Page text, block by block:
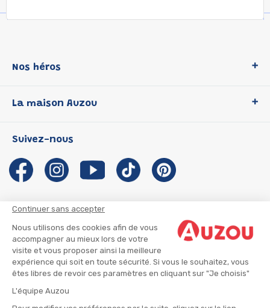
Continuer sans accepter
Nous utilisons des cookies afin de vous
accompagner au mieux lors de votre
visite et vous proposer ainsi la meilleure
expérience qui soit en toute sécurité. Si vous le souhaitez, vous
êtes libres de revoir ces paramètres en cliquant sur "Je choisis"
L'équipe Auzou
Nos héros
P'tit Loup
Les Influenceuses
Migali
Petite Taupe
La maison Auzou
Notre histoire
Auzou s'engage
Auteurs et illustrateurs Auzou
Suivre mon colis
Infos consommateur
Suivez-nous
CGU
CGV
Mentions légales